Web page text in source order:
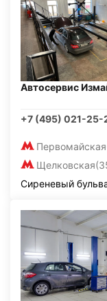
Автосервис
+7 (495) 021-25-
Первомайская
Щелковская
Сиреневый